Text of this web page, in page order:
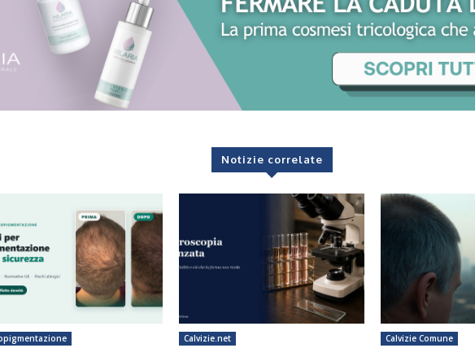
Notizie correlate
Calvizie.net Calvizie Comune